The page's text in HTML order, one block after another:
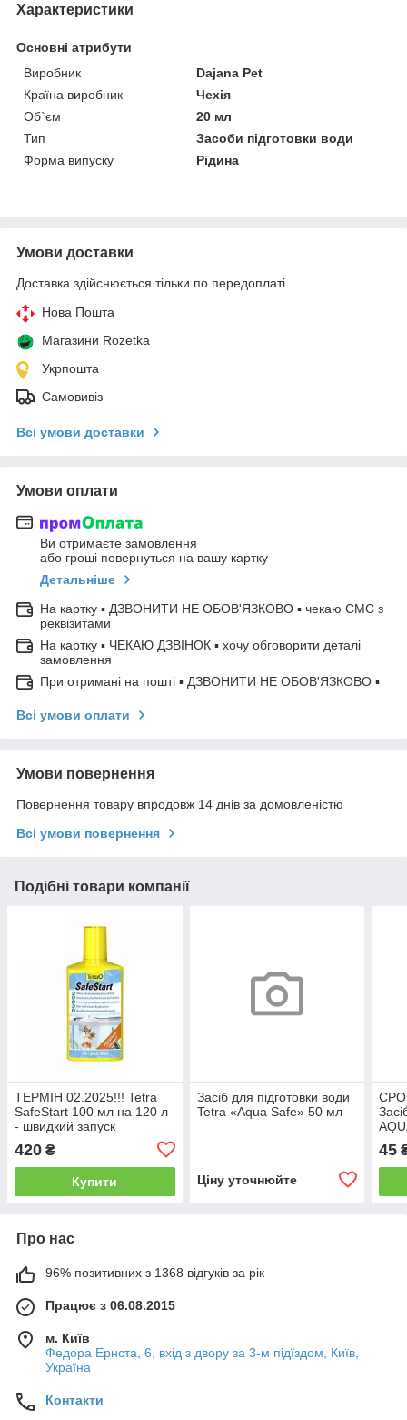
Характеристики
Основні атрибути
Виробник
Dajana Pet
Країна виробник
Чехія
Об`єм
20 мл
Тип
Засоби підготовки води
Форма випуску
Рідина
Умови доставки
Доставка здійснюється тільки по передоплаті.
Нова Пошта
Магазини Rozetka
Укрпошта
Самовивіз
Всі умови доставки
Умови оплати
Ви отримаєте замовлення
або гроші повернуться на вашу картку
Детальніше
На картку ▪ ДЗВОНИТИ НЕ ОБОВ'ЯЗКОВО ▪ чекаю СМС з
реквізитами
На картку ▪ ЧЕКАЮ ДЗВІНОК ▪ хочу обговорити деталі
замовлення
При отримані на пошті ▪ ДЗВОНИТИ НЕ ОБОВ'ЯЗКОВО ▪
Всі умови оплати
Умови повернення
Повернення товару впродовж 14 днів за домовленістю
Всі умови повернення
Подібні товари компанії
ТЕРМІН 02.2025!!! Tetra
SafeStart 100 мл на 120 л
- швидкий запуск
420 ₴
Купити
Засіб для підготовки води
Tetra «Aqua Safe» 50 мл
Ціну уточнюйте
45
Про нас
96% позитивних з 1368 відгуків за рік
Працює з 06.08.2015
м. Київ
Федора Ернста, 6, вхід з двору за 3-м підїздом, Київ,
Україна
Контакти